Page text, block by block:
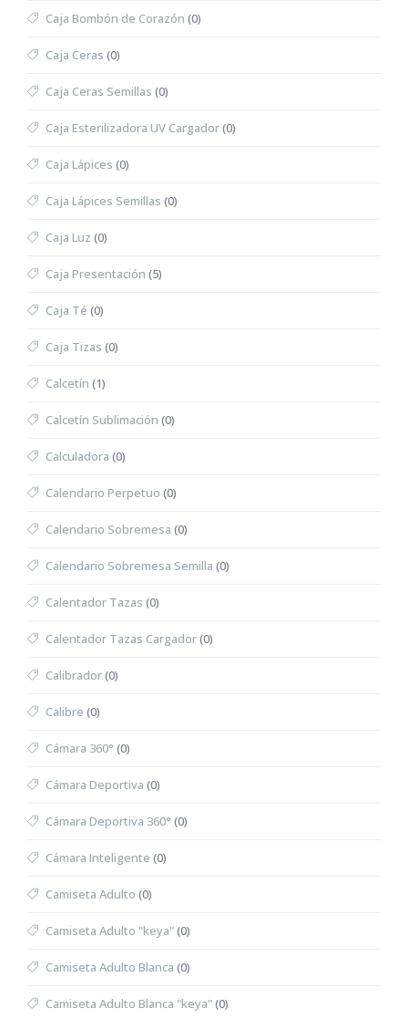
Caja Bombón de Corazón (0)
Caja Ceras (0)
Caja Ceras Semillas (0)
Caja Esterilizadora UV Cargador(0)
Caja Lápices (0)
Caja Lápices Semillas (0)
Caja Luz (0)
Caja Presentación (5)
Caja Té (0)
Caja Tizas (0)
Calcetín (1)
Calcetín Sublimación (0)
Calculadora (0)
Calendario Perpetuo (0)
Calendario Sobremesa (0)
Calendario Sobremesa Semilla (0)
Calentador Tazas (0)
Calentador Tazas Cargador(0)
Calibrador(0)
Calibre (0)
Cámara 360° (0)
Cámara Deportiva (0)
Cámara Deportiva 360° (0)
Cámara Inteligente (0)
Camiseta Adulto (0)
Camiseta Adulto "keya"(0)
Camiseta Adulto Blanca (0)
Camiseta Adulto Blanca "keya"(0)